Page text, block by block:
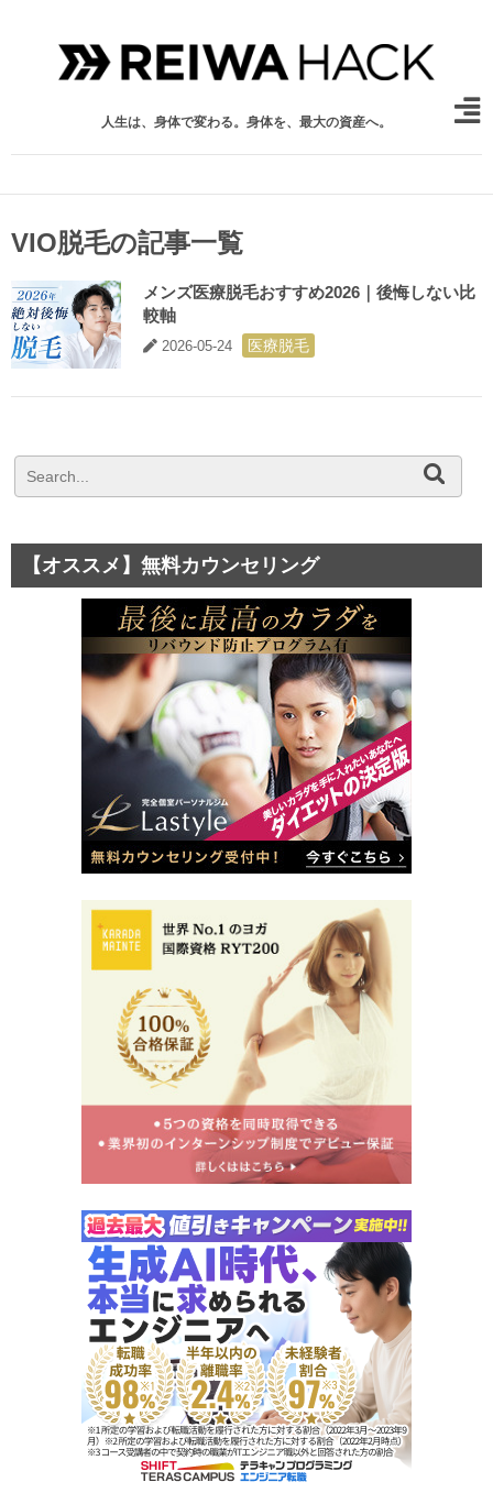
人生は、身体で変わる。身体を、最大の資産へ。
VIO脱毛の記事一覧
メンズ医療脱毛おすすめ2026｜後悔しない比
較軸
2026-05-24 医療脱毛
【オススメ】無料カウンセリング